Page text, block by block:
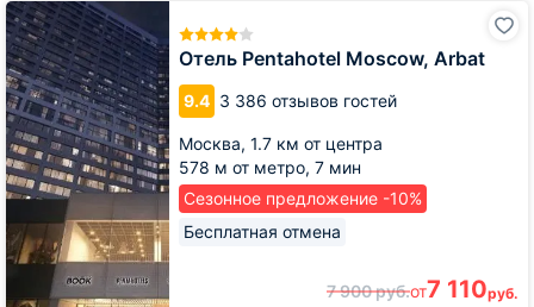
Отель Pentahotel Moscow, Arbat
9.4 3 386 отзывов гостей
Москва, 1.7 км от центра
578 м от метро, 7 мин
Сезонное предложение -10%
Бесплатная отмена
7 900руб.от7 110руб.
Отель
Pentahotel
Moscow,
Arbat